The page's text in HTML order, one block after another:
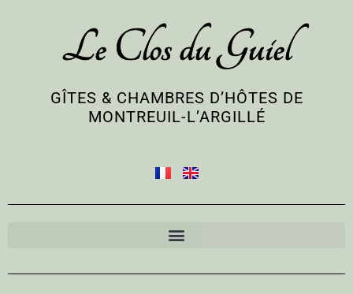
Le Clos du Guiel
GÎTES & CHAMBRES D’HÔTES DE
MONTREUIL-L’ARGILLÉ